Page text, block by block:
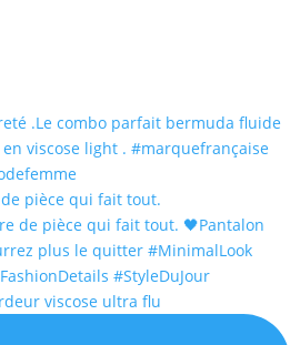
pièce qui fait tout.
viscose ultra flu